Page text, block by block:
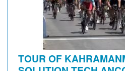
TOUR OF